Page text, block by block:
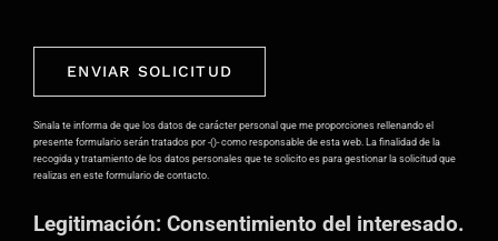
Por
favor,
deja
este
vacío.
Sinala te informa de que los datos de carácter personal que me proporciones rellenando el
presente formulario serán tratados por -()- como responsable de esta web. La finalidad de la
recogida y tratamiento de los datos personales que te solicito es para gestionar la solicitud que
realizas en este formulario de contacto.
Legitimación: Consentimiento del interesado.